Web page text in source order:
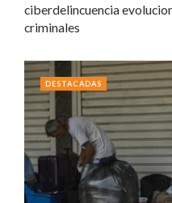
ciberdelincuencia
criminales
DESTACADAS